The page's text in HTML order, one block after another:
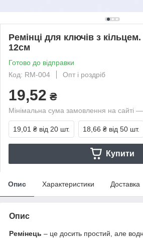
Ремінці для ключів з
12см
Готово до відправки
Код: RM-004
Опт і роздріб
19,52 ₴
Мінімальна сума замовлення на сайті
19,01 ₴ від 20 шт. 18,66 ₴ від 50 шт.
Купити
Опис Характеристики Доставка
Опис
Ремінець – це досить простий, але